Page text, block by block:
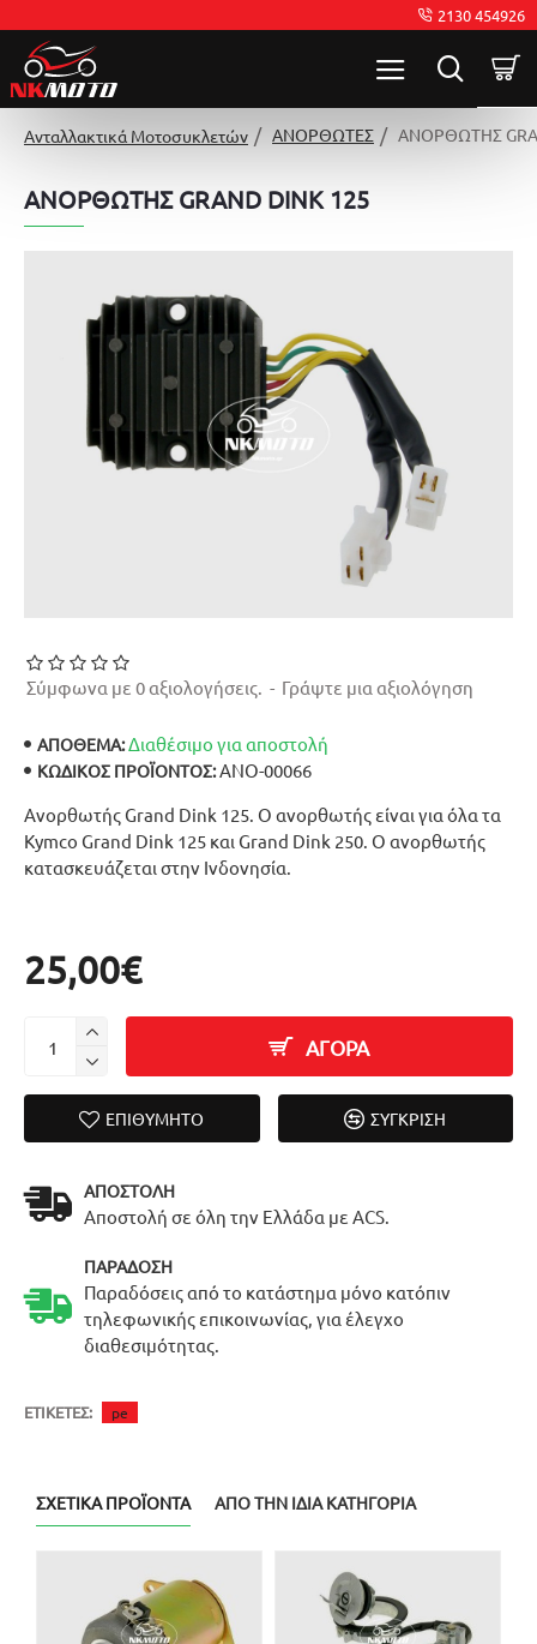
2130 454926
Ανταλλακτικά Μοτοσυκλετών ΑΝΟΡΘΩΤΕΣ ΑΝΟΡΘΩΤΗΣ
ΑΝΟΡΘΩΤΗΣ GRAND DINK 125
Ανορθωτής Grand Dink 125. Ο ανορθωτής είναι για όλα τα
Kymco Grand Dink 125 και Grand Dink 250. Ο ανορθωτής
κατασκευάζεται στην Ινδονησία.
ΑΠΟΘΕΜΑ:Διαθέσιμο για αποστολή
ΚΩΔΙΚΌΣ ΠΡΟΪΌΝΤΟΣ:ΑΝΟ-00066
Σύμφωνα με 0 αξιολογήσεις. - Γράψτε μια αξιολόγηση
25,00€
ΑΓΟΡΑ
ΕΠΙΘΥΜΗΤΌ ΣΎΓΚΡΙΣΗ
ΑΠΟΣΤΟΛΉ
Αποστολή σε όλη την Ελλάδα με ACS.
ΠΑΡΆΔΟΣΗ
Παραδόσεις από το κατάστημα μόνο κατόπιν
τηλεφωνικής επικοινωνίας, για έλεγχο
διαθεσιμότητας.
ΕΤΙΚΈΤΕΣ: pe
ΣΧΕΤΙΚΆ ΠΡΟΪΌΝΤΑ ΑΠΌ ΤΗΝ ΊΔΙΑ ΚΑΤΗΓΟΡΊΑ